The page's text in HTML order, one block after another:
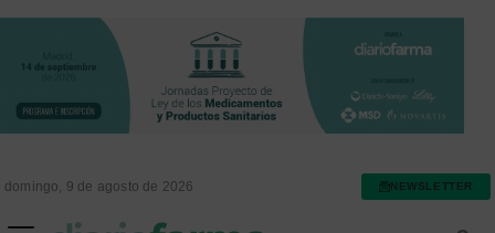
domingo, 9 de agosto de 2026 NEWSLETTER